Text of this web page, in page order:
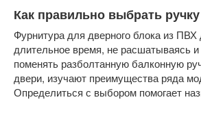
Как правильно выбрать
Фурнитура для дверного блока из
длительное время, не расшатываясь
поменять разболтанную балконную
двери, изучают преимущества ряда
Определиться с выбором помогает